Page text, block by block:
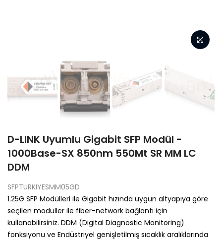
D-LINK Uyumlu Gigabit SFP Modül -
1000Base-SX 850nm 550Mt SR MM LC
DDM
SFPTURKIYESMM05GD
1.25G SFP Modülleri ile Gigabit hızında uygun altyapıya göre
seçilen modüller ile fiber-network bağlantı için
kullanabilirsiniz. DDM (Digital Diagnostic Monitoring)
fonksiyonu ve Endüstriyel genişletilmiş sıcaklık aralıklarında